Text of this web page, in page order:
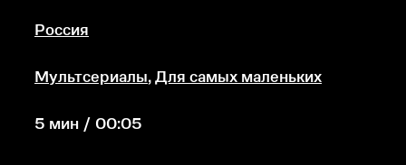
Россия
Мультсериалы, Для самых маленьких
5 мин / 00:05